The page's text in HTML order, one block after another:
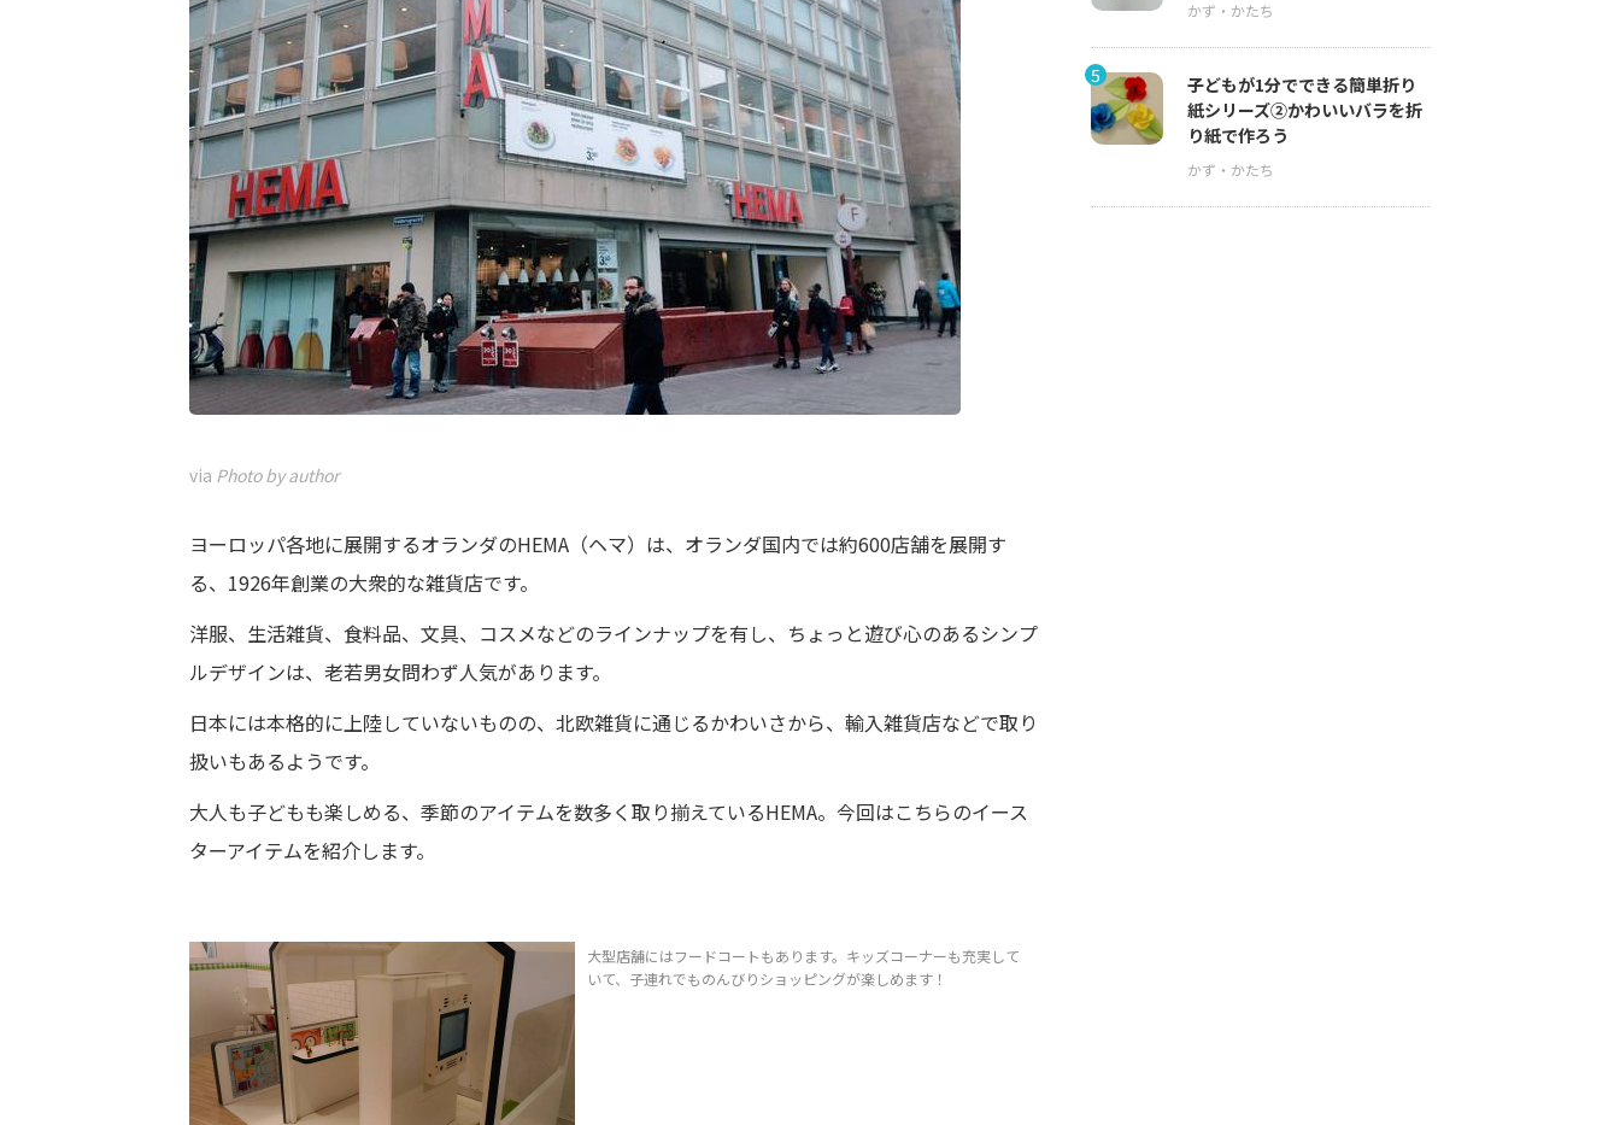
via Photo by author
ヨーロッパ各地に展開するオランダのHEMA（ヘマ）は、オランダ国内では約600店舗を展開す
る、1926年創業の大衆的な雑貨店です。
洋服、生活雑貨、食料品、文具、コスメなどのラインナップを有し、ちょっと遊び心のあるシンプ
ルデザインは、老若男女問わず人気があります。
日本には本格的に上陸していないものの、北欧雑貨に通じるかわいさから、輸入雑貨店などで取り
扱いもあるようです。
大人も子どもも楽しめる、季節のアイテムを数多く取り揃えているHEMA。今回はこちらのイース
ターアイテムを紹介します。
大型店舗にはフードコートもあります。キッズコーナーも充実して
いて、子連れでものんびりショッピングが楽しめます！
5
子どもが1分でできる簡単折り
紙シリーズ②かわいいバラを折
り紙で作ろう